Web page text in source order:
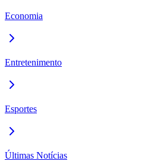
Economia
Entretenimento
Esportes
Últimas Notícias